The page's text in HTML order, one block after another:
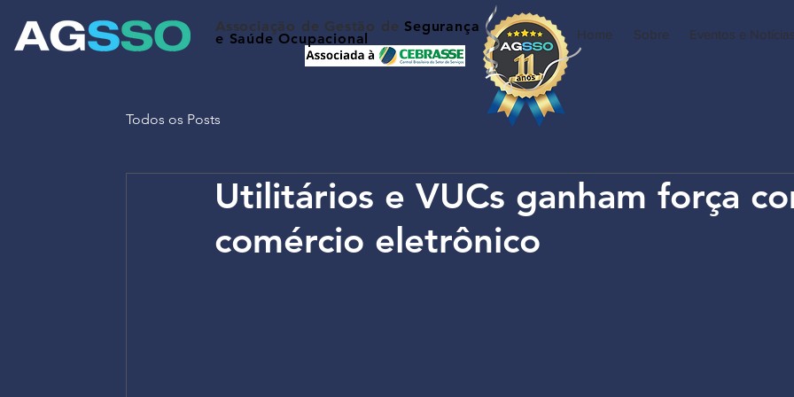
Associação de Gestão de Segurança
e Saúde Ocupacional Home Sobre Eventos e
Todos os Posts
Utilitários e VUCs ganham força
comércio eletrônico